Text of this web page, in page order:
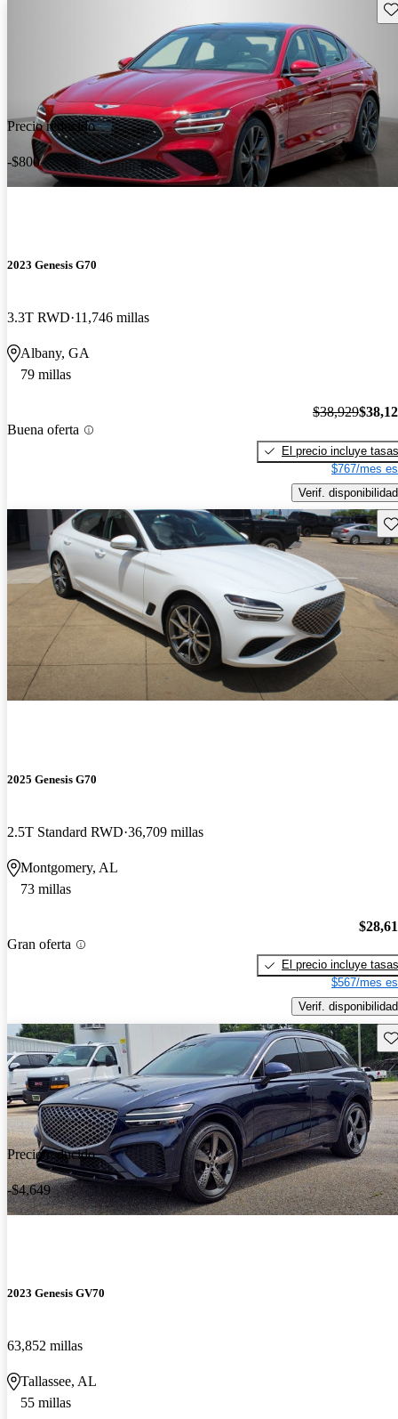
Precio reducido
-$800
2023 Genesis G70
3.3T RWD 11,746 millas
Albany, GA
79 millas
Buena oferta
$38,929
El precio incluye tasas
$767/mes
Verif. disponibilidad
2025 Genesis G70
2.5T Standard RWD 36,709 millas
Montgomery, AL
73 millas
Gran oferta
El precio incluye tasas
$567/mes
Verif. disponibilidad
Precio reducido
-$4,649
2023 Genesis GV70
63,852 millas
Tallassee, AL
55 millas